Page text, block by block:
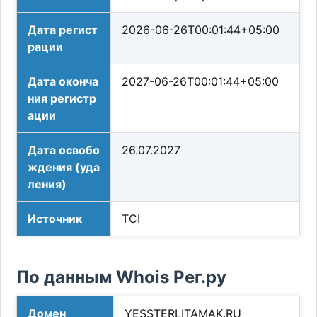
Дата регист
рации
2026-06-26T00:01:44+05:00
Дата оконча
ния регистр
ации
2027-06-26T00:01:44+05:00
Дата освобо
ждения (уда
ления)
26.07.2027
Источник TCI
По данным Whois Рег.ру
Домен YESSTERLITAMAK.RU